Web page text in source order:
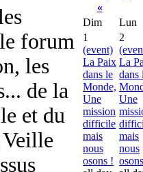
forum
les
de la
et du
Veille
«
Dim
Lun
1
(event)
La Paix
dans le
Monde,
Une
mission
difficile
mais
nous
osons !
2
La
dans
Une
mais
nous